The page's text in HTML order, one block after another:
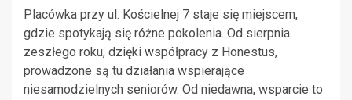
Placówka przy ul. Kościelnej 7 staje się miejscem,
gdzie spotykają się różne pokolenia. Od sierpnia
zeszłego roku, dzięki współpracy z Honestus,
prowadzone są tu działania wspierające
niesamodzielnych seniorów. Od niedawna, wsparcie to